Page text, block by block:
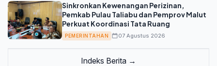
Sinkronkan Kewenangan Perizinan,
Pemkab Pulau Taliabu dan Pemprov Malut
Perkuat Koordinasi Tata Ruang
PEMERINTAHAN 07 Agustus 2026
Indeks Berita →